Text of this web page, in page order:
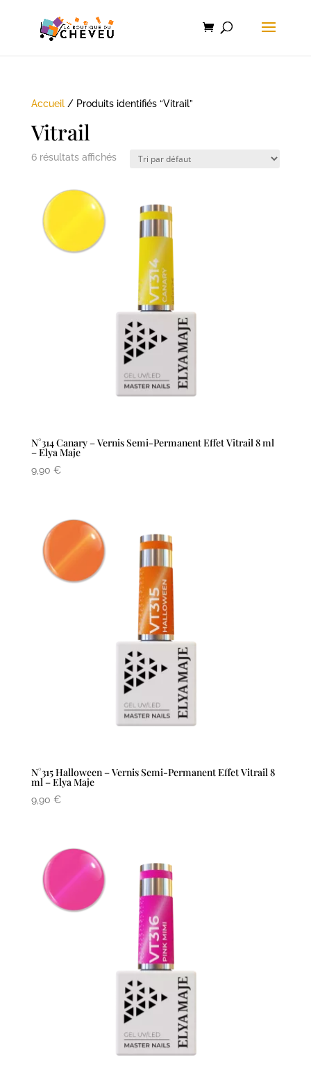
Accueil/ Produits identifiés “Vitrail”
Vitrail
6 résultats affichés
N°314 Canary – Vernis Semi-Permanent Effet Vitrail 8 ml
– Elya Maje
9,90 €
N°315 Halloween – Vernis Semi-Permanent Effet Vitrail 8
ml – Elya Maje
9,90 €